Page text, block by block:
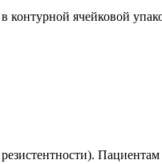
ячейковой